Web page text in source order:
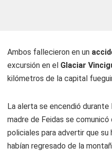
Ambos fallecieron en un
excursión en el Glaciar
kilómetros de la capital
La alerta se encendió durante
madre de Feidas se
policiales para advertir que su
habían regresado de la